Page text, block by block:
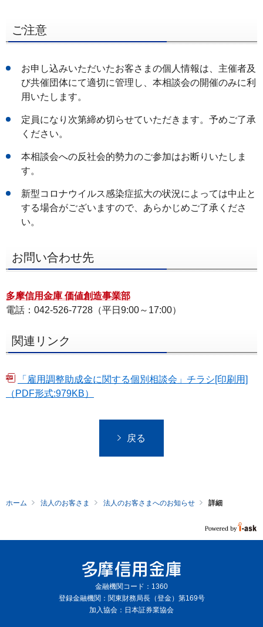
ご注意
お申し込みいただいたお客さまの個人情報は、主催者及
び共催団体にて適切に管理し、本相談会の開催のみに利
用いたします。
定員になり次第締め切らせていただきます。予めご了承
ください。
本相談会への反社会的勢力のご参加はお断りいたしま
す。
新型コロナウイルス感染症拡大の状況によっては中止と
する場合がございますので、あらかじめご了承くださ
い。
お問い合わせ先
多摩信用金庫 価値創造事業部
電話：042-526-7728（平日9:00～17:00）
関連リンク
「雇用調整助成金に関する個別相談会」チラシ[印刷用]
（PDF形式:979KB）
戻る
ホーム 法人のお客さま 法人のお客さまへのお知らせ 詳細
金融機関コード：1360
登録金融機関：関東財務局長（登金）第169号
加入協会：日本証券業協会